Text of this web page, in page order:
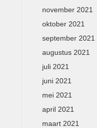
november 2021
oktober 2021
september 2021
augustus 2021
juli 2021
juni 2021
mei 2021
april 2021
maart 2021